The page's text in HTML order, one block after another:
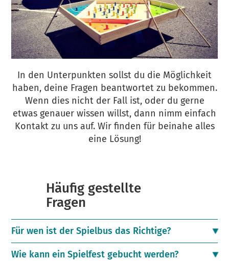
In den Unterpunkten sollst du die Möglichkeit
haben, deine Fragen beantwortet zu bekommen.
Wenn dies nicht der Fall ist, oder du gerne
etwas genauer wissen willst, dann nimm einfach
Kontakt zu uns auf. Wir finden für beinahe alles
eine Lösung!
Häufig gestellte
Fragen
Für wen ist der Spielbus das Richtige?
Wie kann ein Spielfest gebucht werden?